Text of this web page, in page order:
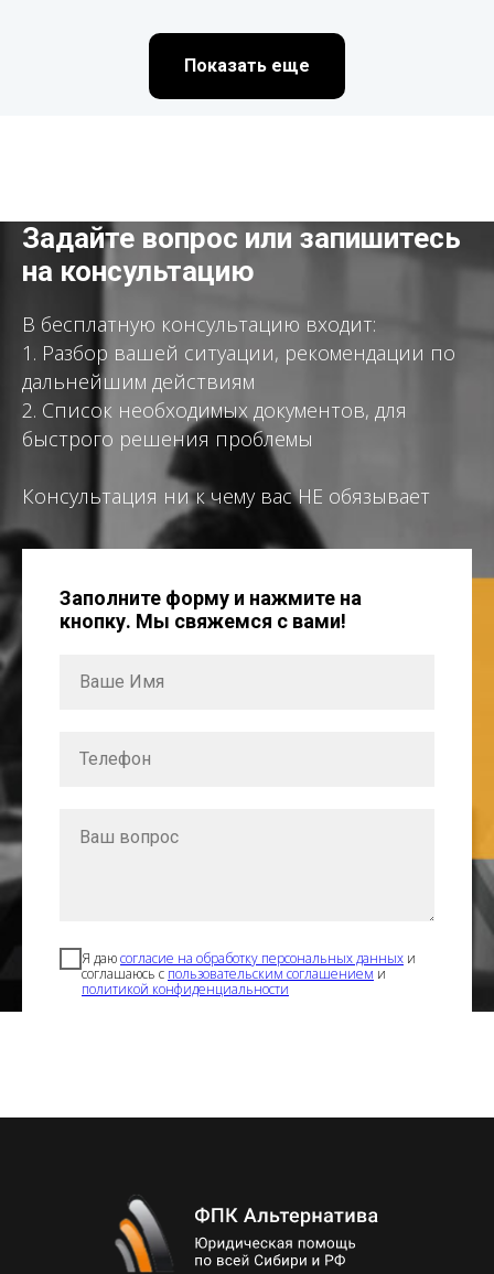
Показать еще
Задайте вопрос или запишитесь
на консультацию
В бесплатную консультацию входит:
1. Разбор вашей ситуации, рекомендации по
дальнейшим действиям
2. Список необходимых документов, для
быстрого решения проблемы
Консультация ни к чему вас НЕ обязывает
Заполните форму и нажмите на
кнопку. Мы свяжемся с вами!
Я даюсогласие на обработку персональных данных и
соглашаюсь с пользовательским соглашением и
политикой конфиденциальности